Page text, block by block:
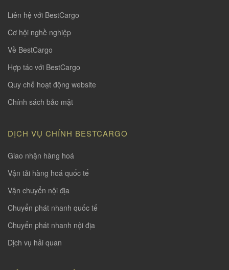
Liên hệ với BestCargo
Cơ hội nghề nghiệp
Về BestCargo
Hợp tác với BestCargo
Quy chế hoạt động website
Chính sách bảo mật
DỊCH VỤ CHÍNH BESTCARGO
Giao nhận hàng hoá
Vận tải hàng hoá quốc tế
Vận chuyển nội địa
Chuyển phát nhanh quốc tế
Chuyển phát nhanh nội địa
Dịch vụ hải quan